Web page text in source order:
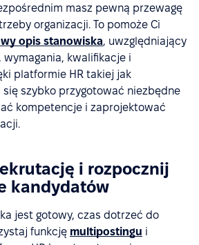
masz pewną przewagę
organizacji. To pomoże Ci
opis stanowiska, uwzględniający
kwalifikacje i
platformie HR takiej jak
się szybko przygotować niezbędne
kompetencje i zaprojektować
i rozpocznij
kandydatów
jest gotowy, czas dotrzeć do
funkcję multipostingu i